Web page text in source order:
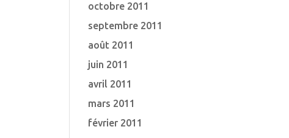
octobre 2011
septembre 2011
août 2011
juin 2011
avril 2011
mars 2011
février 2011